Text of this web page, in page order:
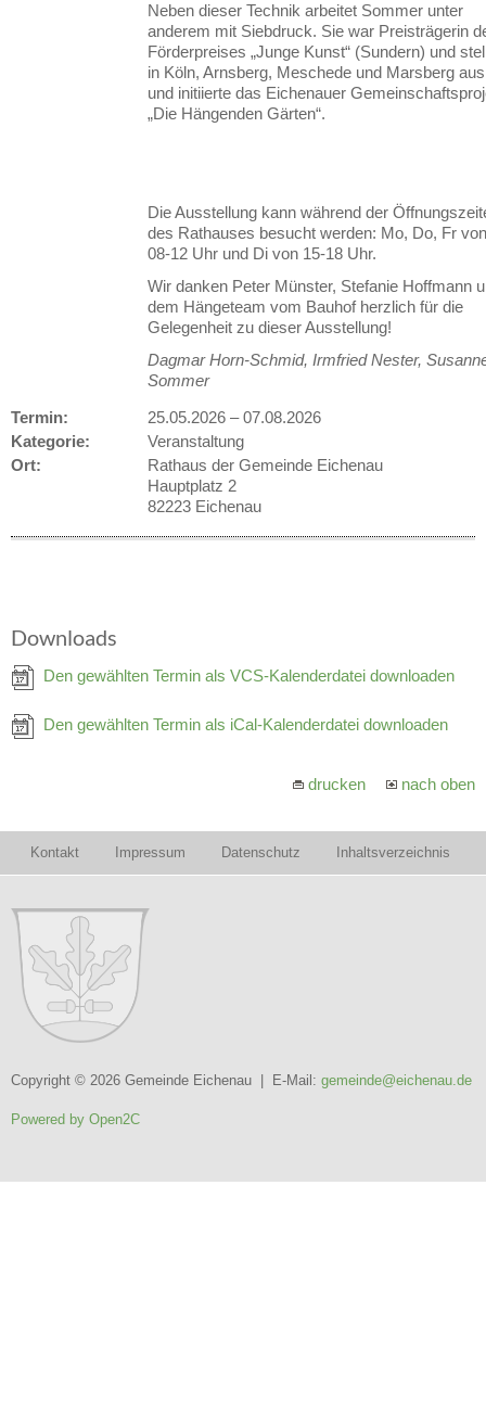
Neben dieser Technik arbeitet Sommer unter
anderem mit Siebdruck. Sie war Preisträgerin
Förderpreises „Junge Kunst“ (Sundern) und
in Köln, Arnsberg, Meschede und Marsberg aus
und initiierte das Eichenauer
„Die Hängenden Gärten“.
Die Ausstellung kann während der
des Rathauses besucht werden: Mo, Do, Fr von
08-12 Uhr und Di von 15-18 Uhr.
Wir danken Peter Münster, Stefanie Hoffmann
dem Hängeteam vom Bauhof herzlich für die
Gelegenheit zu dieser Ausstellung!
Dagmar Horn-Schmid, Irmfried Nester,
Sommer
Termin:
25.05.2026 –07.08.2026
Kategorie:
Veranstaltung
Ort:
Rathaus der Gemeinde Eichenau
Hauptplatz 2
82223 Eichenau
Downloads
Den gewählten Termin als VCS-Kalenderdatei downloaden
Den gewählten Termin als iCal-Kalenderdatei downloaden
drucken nach oben
Kontakt Impressum Datenschutz Inhaltsverzeichnis
Copyright © 2026 Gemeinde Eichenau | E-Mail: gemeinde@eichenau.de
Powered by Open2C